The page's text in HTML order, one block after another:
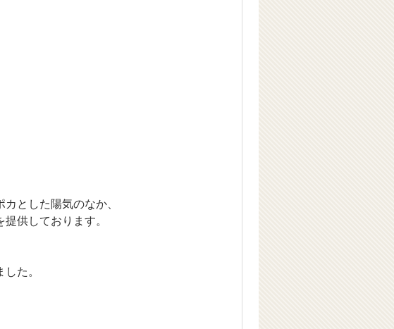
とした陽気のなか、
供しております。
た。